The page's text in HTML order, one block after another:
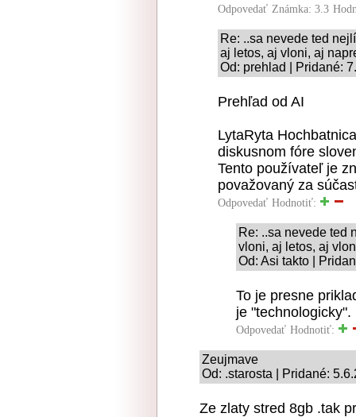
Odpovedať Známka: 3.3
Re: ..sa nevede ted
aj letos, aj vloni, aj
Od: prehlad | Pridané:
Prehľad od AI
LytaRyta
diskusnom fóre
Tento používateľ je
považovaný za
Odpovedať Hodnotiť:
Re: ..sa nevede ted
vloni, aj letos, aj
Od: Asi takto |
To je presne
je "technologicky".
Odpovedať Hodnotiť:
Zeujmave
Od: .starosta | Pridané:
Ze zlaty stred 8gb .tak